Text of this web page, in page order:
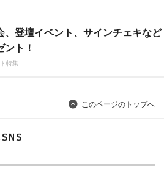
、登壇イベント、サインチェキなど
ント！
特集
このページのトップへ